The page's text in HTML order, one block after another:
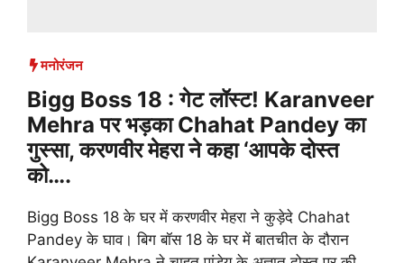
मनोरंजन
Bigg Boss 18 : गेट लॉस्ट! Karanveer
Mehra पर भड़का Chahat Pandey का
गुस्सा, करणवीर मेहरा ने कहा ‘आपके दोस्त
को….
Bigg Boss 18 के घर में करणवीर मेहरा ने कुड़ेदे Chahat
Pandey के घाव। बिग बॉस 18 के घर में बातचीत के दौरान